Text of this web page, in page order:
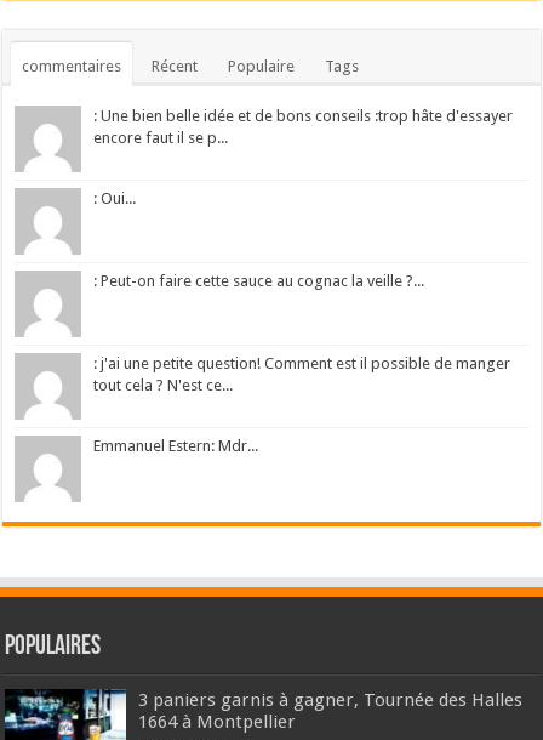
commentaires Récent Populaire Tags
: Une bien belle idée et de bons conseils :trop hâte d'essayer
encore faut il se p...
: Oui...
: Peut-on faire cette sauce au cognac la veille ?...
: j'ai une petite question! Comment est il possible de manger
tout cela ? N'est ce...
Emmanuel Estern: Mdr...
Populaires
3 paniers garnis à gagner, Tournée des Halles
1664 à Montpellier